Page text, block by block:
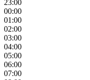
23:00
00:00
01:00
02:00
03:00
04:00
05:00
06:00
07:00